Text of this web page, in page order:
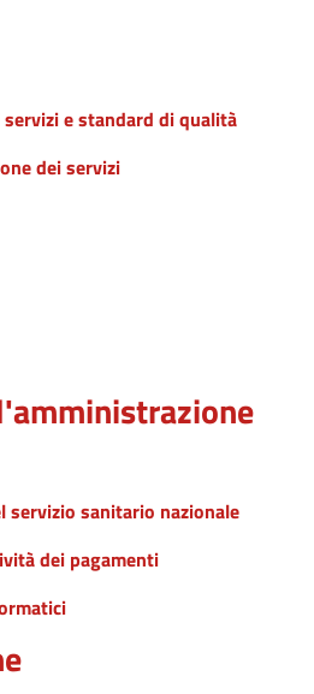
e standard di qualità
dei servizi
servizio sanitario nazionale
dei pagamenti